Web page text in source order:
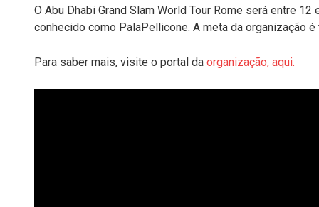
O Abu Dhabi Grand Slam World Tour Rome será entre
conhecido como PalaPellicone. A meta da organização
Para saber mais, visite o portal da organização, aqui.